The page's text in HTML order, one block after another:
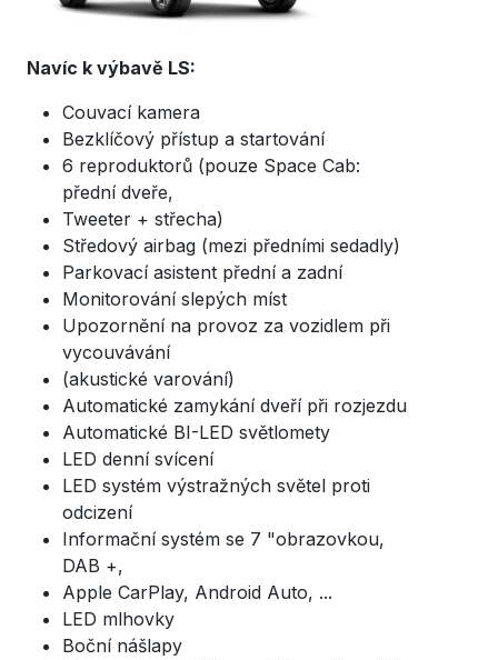
Navíc k výbavě LS:
Couvací kamera
Bezklíčový přístup a startování
6 reproduktorů (pouze Space Cab:
přední dveře,
Tweeter + střecha)
Středový airbag (mezi předními sedadly)
Parkovací asistent přední a zadní
Monitorování slepých míst
Upozornění na provoz za vozidlem při
vycouvávání
(akustické varování)
Automatické zamykání dveří při rozjezdu
Automatické BI-LED světlomety
LED denní svícení
LED systém výstražných světel proti
odcizení
Informační systém se 7 "obrazovkou,
DAB +,
Apple CarPlay, Android Auto, ...
LED mlhovky
Boční nášlapy